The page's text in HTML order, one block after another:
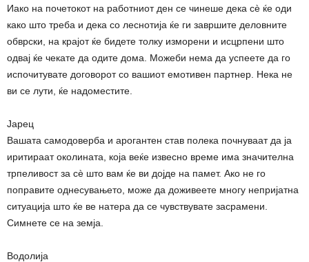
Иако на почетокот на работниот ден се чинеше дека сè ќе оди
како што треба и дека со леснотија ќе ги завршите деловните
обврски, на крајот ќе бидете толку изморени и исцрпени што
одвај ќе чекате да одите дома. Можеби нема да успеете да го
испочитувате договорот со вашиот емотивен партнер. Нека не
ви се лути, ќе надоместите.
Јарец
Вашата самодоверба и арогантен став полека почнуваат да ја
иритираат околината, која веќе извесно време има значителна
трпеливост за сè што вам ќе ви дојде на памет. Ако не го
поправите однесувањето, може да доживеете многу непријатна
ситуација што ќе ве натера да се чувствувате засрамени.
Симнете се на земја.
Водолија